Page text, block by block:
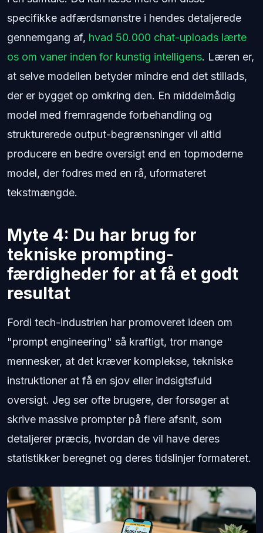
specifikke adfærdsmønstre i hendes detaljerede
gennemgang af, hvad 50.000 chat-uploads lærte
os om vaner inden for kunstig intelligens. Læren er,
at selve modellen betyder mindre end det stillads,
der er bygget op omkring den. En middelmådig
model med fremragende forbehandling og
strukturerede output-begrænsninger vil altid
producere en bedre oversigt end en topmoderne
model, der fodres med en rå, uformateret
tekstmængde.
Myte 4: Du har brug for
tekniske prompting-
færdigheder for at få et godt
resultat
Fordi tech-industrien har promoveret ideen om
"prompt engineering" så kraftigt, tror mange
mennesker, at det kræver komplekse, tekniske
instruktioner at få en sjov eller indsigtsfuld
oversigt. Jeg ser ofte brugere, der forsøger at
skrive massive prompter på flere afsnit, som
detaljerer præcis, hvordan de vil have deres
statistikker beregnet og deres tidslinjer formateret.